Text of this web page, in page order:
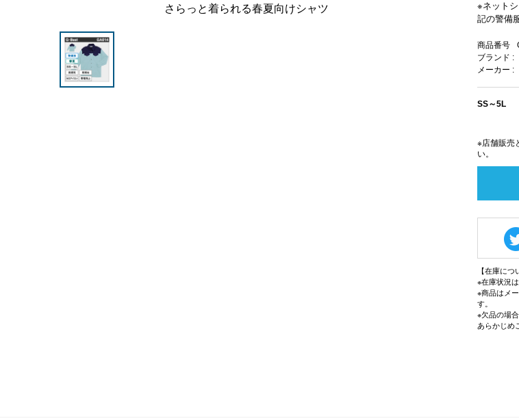
さらっと着られる春夏向けシャツ
※ネット
記の警備
商品番号
ブランド :
メーカー :
SS～5L
※店舗販売
い。
【在庫につ
※在庫状況
※商品はメ
す。
※欠品の場
あらかじめ